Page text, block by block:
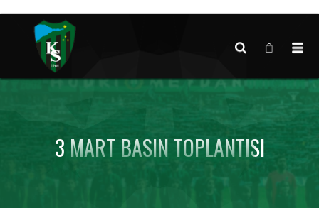
3 MART BASIN TOPLANTISI